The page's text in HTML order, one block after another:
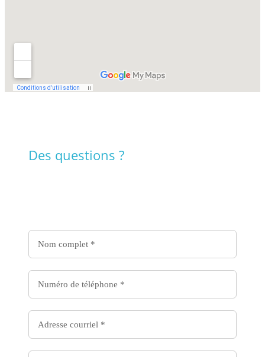
Des questions ?
Contactez-
nous
Formulaire
-
Livraison